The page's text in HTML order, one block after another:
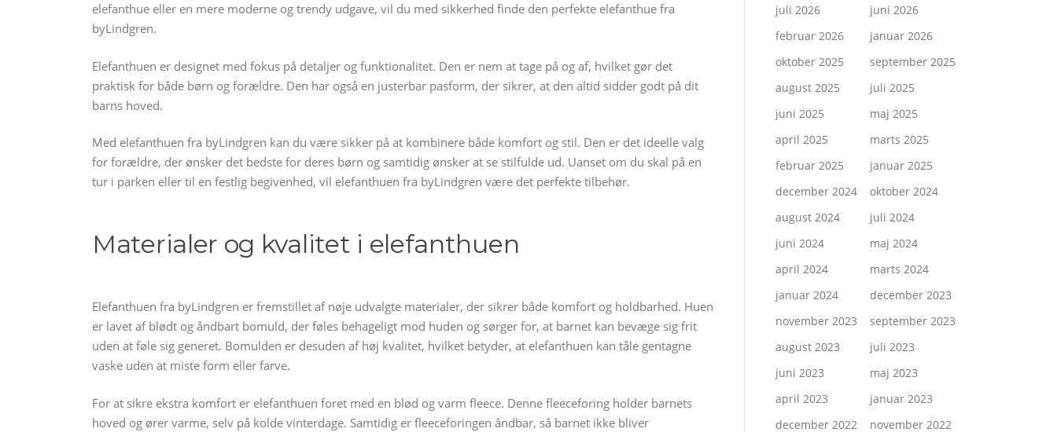
elefanthue eller en mere moderne og trendy udgave, vil du med sikkerhed finde den perfekte elefanthue fra
byLindgren.
Elefanthuen er designet med fokus på detaljer og funktionalitet. Den er nem at tage på og af, hvilket gør det
praktisk for både børn og forældre. Den har også en justerbar pasform, der sikrer, at den altid sidder godt på dit
barns hoved.
Med elefanthuen fra byLindgren kan du være sikker på at kombinere både komfort og stil. Den er det ideelle valg
for forældre, der ønsker det bedste for deres børn og samtidig ønsker at se stilfulde ud. Uanset om du skal på en
tur i parken eller til en festlig begivenhed, vil elefanthuen fra byLindgren være det perfekte tilbehør.
Materialer og kvalitet i elefanthuen
Elefanthuen fra byLindgren er fremstillet af nøje udvalgte materialer, der sikrer både komfort og holdbarhed. Huen
er lavet af blødt og åndbart bomuld, der føles behageligt mod huden og sørger for, at barnet kan bevæge sig frit
uden at føle sig generet. Bomulden er desuden af høj kvalitet, hvilket betyder, at elefanthuen kan tåle gentagne
vaske uden at miste form eller farve.
For at sikre ekstra komfort er elefanthuen foret med en blød og varm fleece. Denne fleeceforing holder barnets
hoved og ører varme, selv på kolde vinterdage. Samtidig er fleeceforingen åndbar, så barnet ikke bliver
juli 2026
juni 2026
februar 2026
januar 2026
oktober 2025
september 2025
august 2025
juli 2025
juni 2025
maj 2025
april 2025
marts 2025
februar 2025
januar 2025
december 2024
oktober 2024
august 2024
juli 2024
juni 2024
maj 2024
april 2024
marts 2024
januar 2024
december 2023
november 2023
september 2023
august 2023
juli 2023
juni 2023
maj 2023
april 2023
januar 2023
december 2022
november 2022